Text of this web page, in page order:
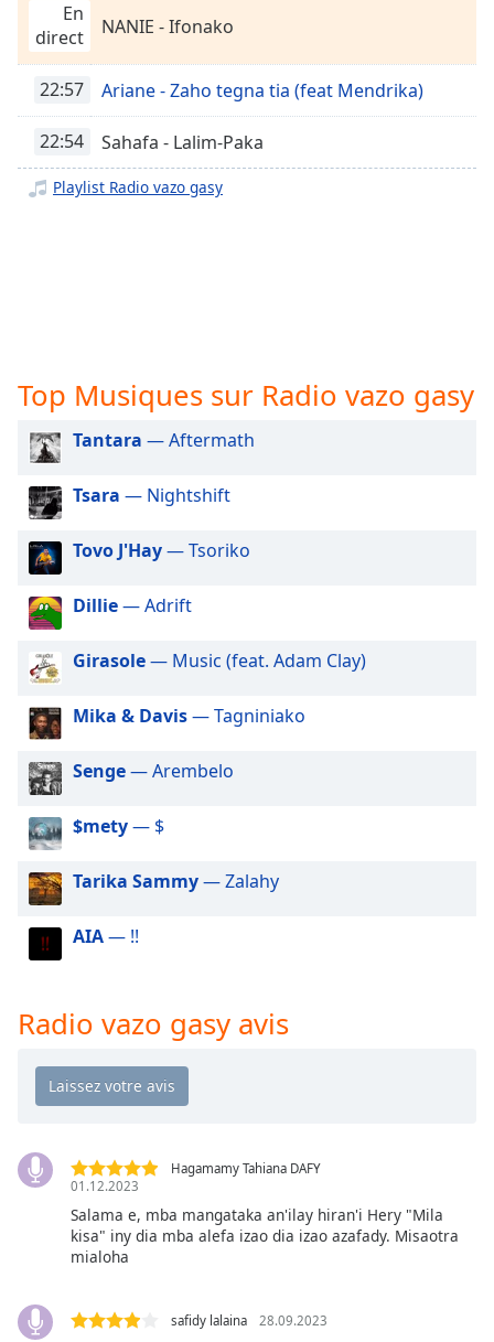
Chapters
Chapters
descriptions
off,
selected
settings
dialog
subtitles
off
Audio
Track
in-
Picture
This
modal
window.
Beginning
window.
Escape
cancel
the
Opacity
Color
En
direct
NANIE - Ifonako
22:57 Ariane - Zaho tegna tia (feat Mendrika)
22:54 Sahafa - Lalim-Paka
Playlist Radio vazo gasy
Top Musiques sur Radio vazo gasy
Tantara — Aftermath
Tsara — Nightshift
Tovo J'Hay— Tsoriko
Dillie— Adrift
Girasole— Music (feat. Adam Clay)
Mika & Davis— Tagniniako
Senge— Arembelo
$mety— $
Tarika Sammy— Zalahy
AIA— !!
Radio vazo gasy avis
Hagamamy Tahiana DAFY
01.12.2023
Salama e, mba mangataka an'ilay hiran'i Hery "Mila
kisa" iny dia mba alefa izao dia izao azafady. Misaotra
mialoha
safidy lalaina 28.09.2023